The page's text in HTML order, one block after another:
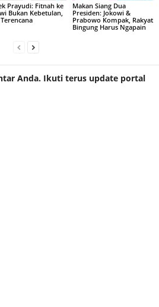
Prayudi: Fitnah ke
Bukan Kebetulan,
Makan Siang Dua
Presiden: Jokowi &
Prabowo Kompak, Rakyat
Bingung Harus Ngapain
Anda. Ikuti terus update portal